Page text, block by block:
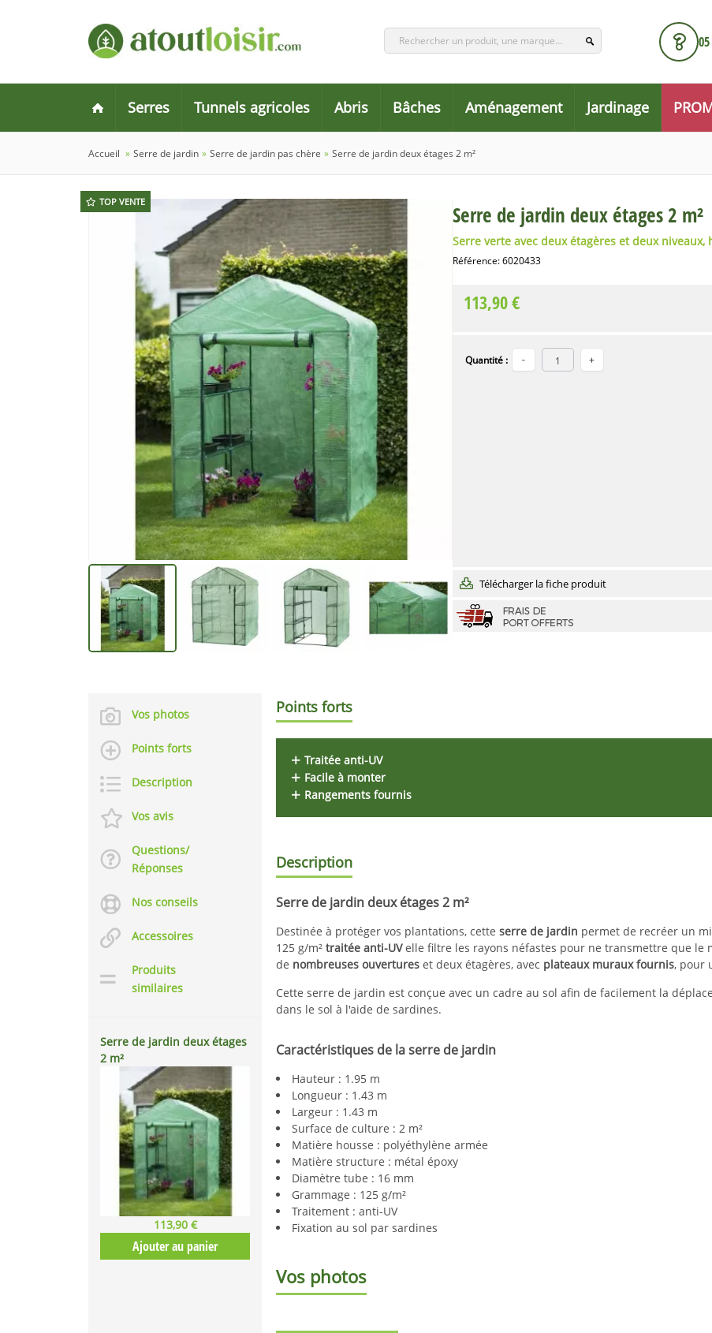
Serres Tunnels agricoles Abris Bâches Aménagement Jardinage
Accueil » Serre de jardin » Serre de jardin pas chère » Serre de jardin deux étages 2 m²
TOP VENTE Serre de jardin deux étages 2 m²
Serre verte avec deux étagères et deux niveaux,
Référence:6020433
113,90 €
Quantité :
Télécharger la fiche produit
Vos photos
Points forts
Description
Vos avis
Questions/
Réponses
Nos conseils
Accessoires
Produits
similaires
Serre de jardin deux étages
2 m²
113,90 €
Ajouter au panier
Points forts
Traitée anti-UV
Facile à monter
Rangements fournis
Description
Serre de jardin deux étages 2 m²
Destinée à protéger vos plantations, cette serre de jardin permet de recréer un
125 g/m² traitée anti-UVelle filtre les rayons néfastes pour ne transmettre que le
de nombreuses ouvertures et deux étagères, avec plateaux muraux fournis, pour
Cette serre de jardin est conçue avec un cadre au sol afin de facilement la
dans le sol à l'aide de sardines.
Caractéristiques de la serre de jardin
Hauteur : 1.95 m
Longueur : 1.43 m
Largeur : 1.43 m
Surface de culture : 2 m²
Matière housse : polyéthylène armée
Matière structure : métal époxy
Diamètre tube : 16 mm
Grammage : 125 g/m²
Traitement : anti-UV
Fixation au sol par sardines
Vos photos